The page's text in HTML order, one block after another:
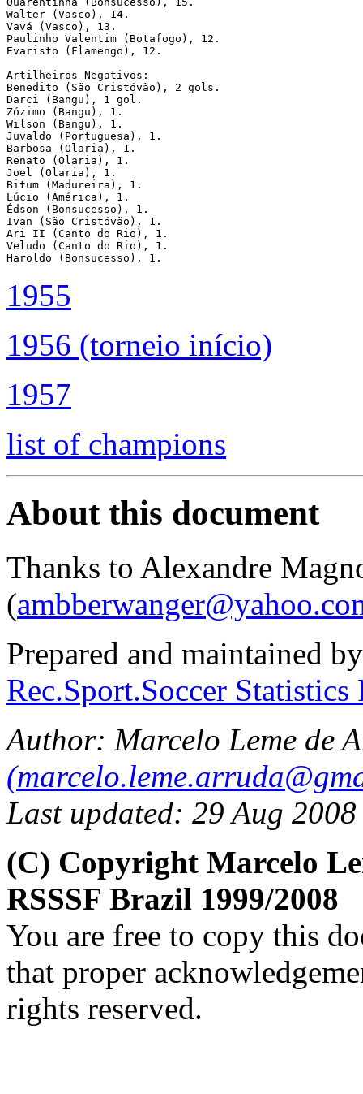
Walter (Vasco), 14.
Vavá (Vasco), 13.
Paulinho Valentim (Botafogo), 12.
Evaristo (Flamengo), 12.
Artilheiros Negativos:
Benedito (São Cristóvão), 2 gols.
Darci (Bangu), 1 gol.
Zózimo (Bangu), 1.
Wilson (Bangu), 1.
Juvaldo (Portuguesa), 1.
Barbosa (Olaria), 1.
Renato (Olaria), 1.
Joel (Olaria), 1.
Bitum (Madureira), 1.
Lúcio (América), 1.
Édson (Bonsucesso), 1.
Ivan (São Cristóvão), 1.
Ari II (Canto do Rio), 1.
Veludo (Canto do Rio), 1.
1955
1956 (torneio início)
1957
list of champions
About this document
Thanks to Alexandre
(
Prepared and maintained
Rec.Sport.Soccer
Author: Marcelo Leme de
Last updated: 29 Aug 2008
(C) Copyright Marcelo
RSSSF Brazil 1999/2008
You are free to copy this
that proper
rights reserved.